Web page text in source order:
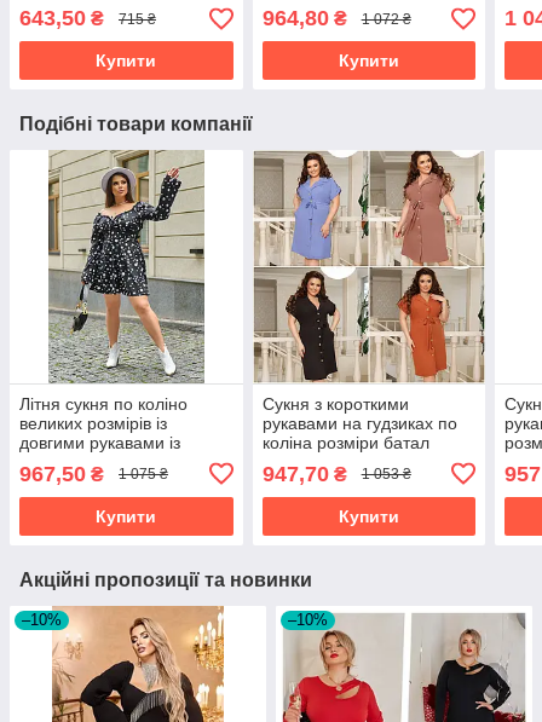
643,50 ₴ 715 ₴
Купити
964,80₴ 1 072 ₴
Купити
1
Подібні товари компанії
Літня сукня по коліно
великих розмірів із
довгими рукавами із
967,50 ₴ 1 075 ₴
Купити
Сукня з короткими
рукавами на гудзиках по
коліна розміри батал
947,70₴ 1 053 ₴
Купити
Акційні пропозиції та новинки
–10% –10%